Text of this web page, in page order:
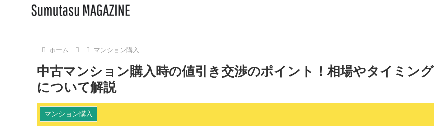
ホーム マンション購入
中古マンション購入時の値引き交渉のポイント！相場やタイミング
について解説
マンション購入